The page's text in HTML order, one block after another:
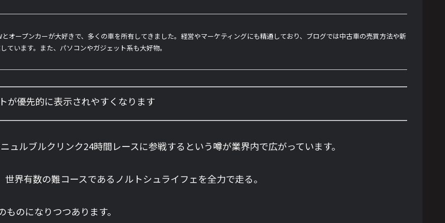
オープンカーが大好きで、多くの車を所有してきました。経営やマーケティングにも精通しており、ブログでは中古車の売買方法や新
ています。また、パソコンやガジェット系も大好物。
が優先的に表示されやすくなります
ュルブルクリンク24時間レースに参戦するという噂が業界内で広がっています。
界有数の難コースであるノルトシュライフェを全力で走る。
のになりつつあります。